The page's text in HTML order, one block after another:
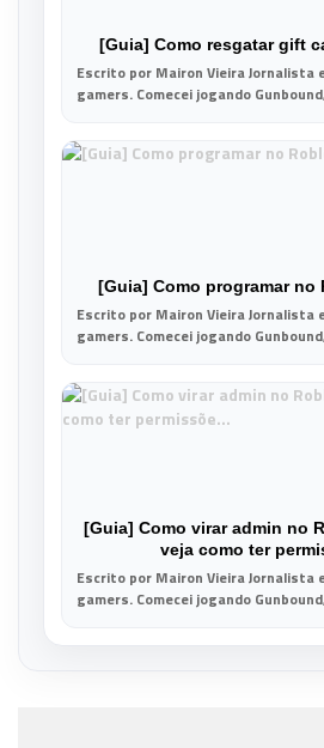
[Guia] Como resgatar gift
Escrito por Mairon Vieira Jornalista
gamers. Comecei jogando
[Guia] Como programar no
Escrito por Mairon Vieira Jornalista
gamers. Comecei jogando
[Guia] Como virar admin no
veja como ter
Escrito por Mairon Vieira Jornalista
gamers. Comecei jogando